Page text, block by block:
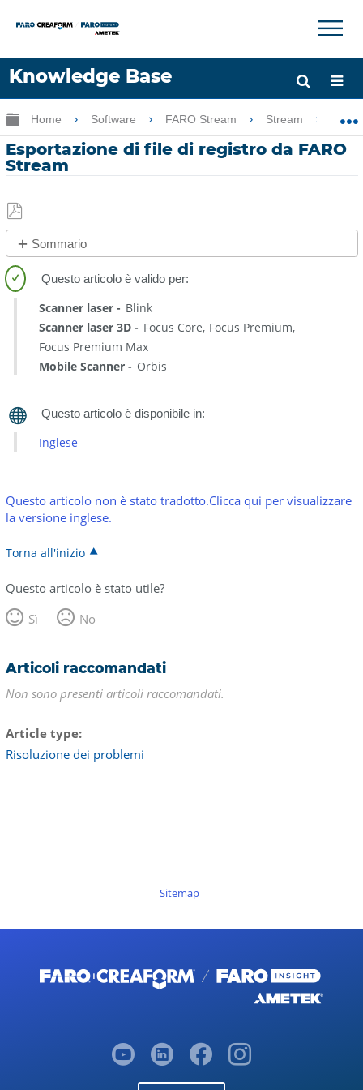
Knowledge Base
Lingua
Chiedere aiuto Accesso
×
Ingrandisci/riduci gerarchia globale
Home Software FARO Stream Stream
Esportazione di file di registro da FARO
Stream
Salva
come
PDF
Sommario
No
intestazioni
Scanner laser
Blink
Scanner laser 3D
Focus Core Focus Premium
Focus Premium Max
Mobile Scanner
Orbis
Inglese
Questo articolo non è stato tradotto.Clicca qui per visualizzare
la versione inglese.
Torna all'inizio
Questo articolo è stato utile?
Sì
No
Articoli raccomandati
Non sono presenti articoli raccomandati.
Article type
Risoluzione dei problemi
Sitemap